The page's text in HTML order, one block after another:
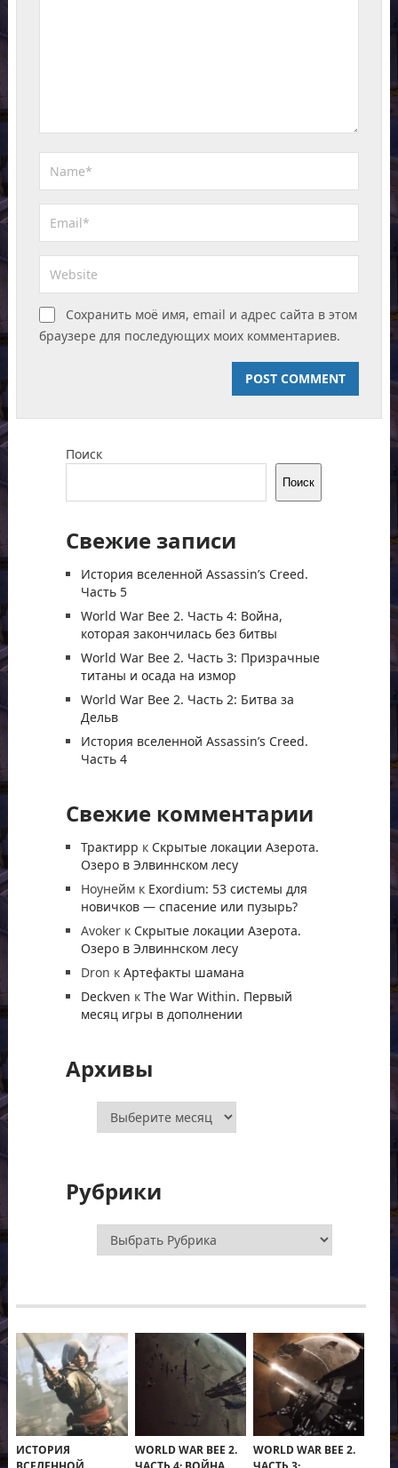
Сохранить моё имя, email и адрес сайта в этом
браузере для последующих моих комментариев.
Поиск
Поиск
Свежие записи
История вселенной Assassin’s Creed.
Часть 5
World War Bee 2. Часть 4: Война,
которая закончилась без битвы
World War Bee 2. Часть 3: Призрачные
титаны и осада на измор
World War Bee 2. Часть 2: Битва за
Дельв
История вселенной Assassin’s Creed.
Часть 4
Свежие комментарии
Трактирр к Скрытые локации Азерота.
Озеро в Элвиннском лесу
Ноунеймк Exordium: 53 системы для
новичков — спасение или пузырь?
Avokerк Скрытые локации Азерота.
Озеро в Элвиннском лесу
Dron к Артефакты шамана
Deckven к The War Within. Первый
месяц игры в дополнении
Архивы
Архивы
Рубрики
Рубрики
ИСТОРИЯ
WORLD WAR BEE 2.
WORLD WAR BEE 2.